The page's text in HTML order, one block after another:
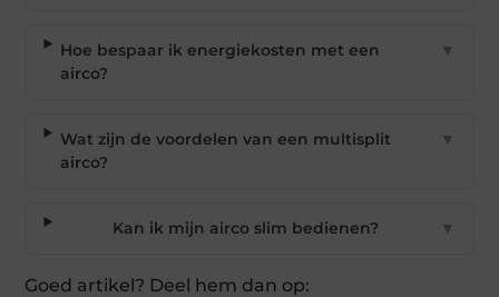
Hoe bespaar ik energiekosten met een
airco?
▼
Wat zijn de voordelen van een multisplit
airco?
▼
Kan ik mijn airco slim bedienen? ▼
Goed artikel? Deel hem dan op: